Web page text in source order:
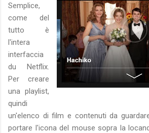
Semplice,
come del
tutto è
l'intera
interfaccia
du Netflix.
Per creare
una playlist,
quindi
un'elenco di film e contenuti da
portare l'icona del mouse sopra la